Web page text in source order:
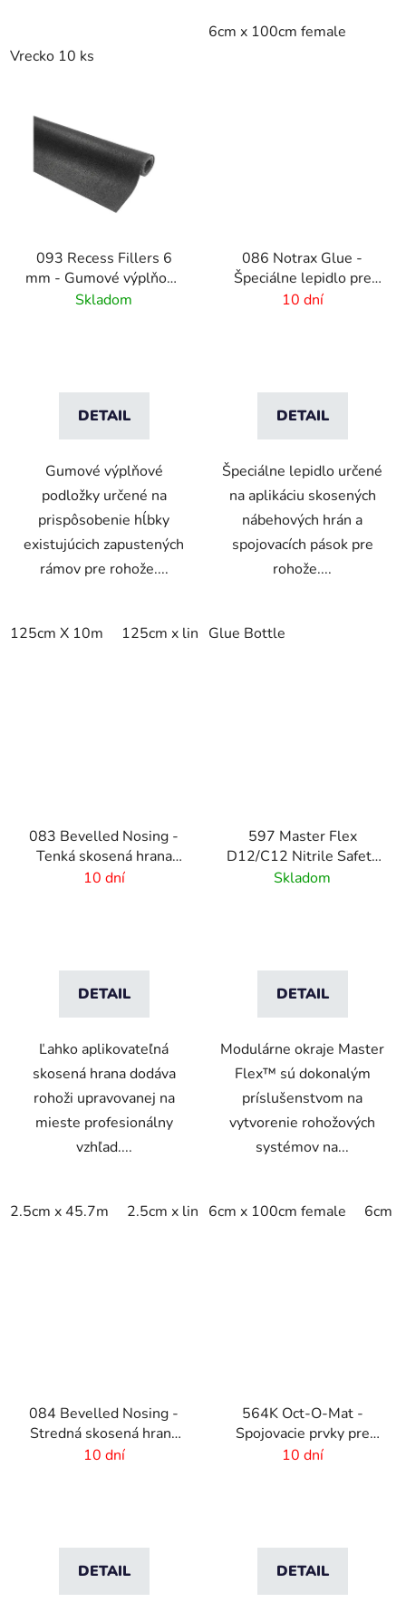
Vrecko 10 ks
6cm x 100cm female
093 Recess Fillers 6
mm - Gumové výplňové
podložky
Skladom
DETAIL
Gumové výplňové
podložky určené na
prispôsobenie hĺbky
existujúcich zapustených
rámov pre rohože....
125cm X 10m 125cm x linm
086 Notrax Glue -
Špeciálne lepidlo pre
rohožové systémy
10 dní
DETAIL
Špeciálne lepidlo určené
na aplikáciu skosených
nábehových hrán a
spojovacích pások pre
rohože....
Glue Bottle
083 Bevelled Nosing -
Tenká skosená hrana
pre rohože - 2 mm
10 dní
DETAIL
Ľahko aplikovateľná
skosená hrana dodáva
rohoži upravovanej na
mieste profesionálny
vzhľad....
2.5cm x 45.7m 2.5cm x linm
597 Master Flex
D12/C12 Nitrile Safety
Ramps - Pripojiteľné
Skladom
DETAIL
Modulárne okraje Master
Flex™ sú dokonalým
príslušenstvom na
vytvorenie rohožových
systémov na...
6cm x 100cm female 6cm
084 Bevelled Nosing -
Stredná skosená hrana
pre rohože - 4 mm
10 dní
DETAIL
564K Oct-O-Mat -
Spojovacie prvky pre
rohožové systémy
10 dní
DETAIL